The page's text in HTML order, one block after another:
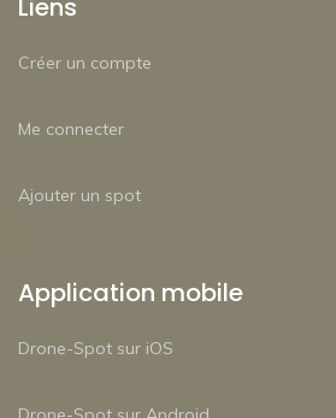
Liens
Créer un compte
Me connecter
Ajouter un spot
Application mobile
Drone-Spot sur iOS